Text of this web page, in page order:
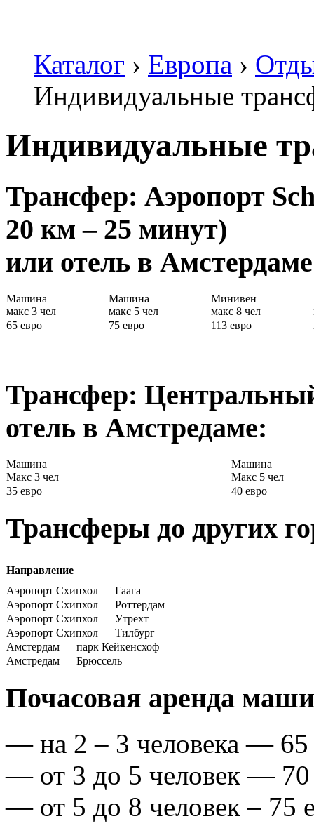
Каталог › Европа ›
Индивидуальные
Индивидуальные
Трансфер: Аэропорт
20 км – 25 минут)
или отель в
Машина
макс 3 чел
Машина
макс 5 чел
Минивен
макс 8 чел
65 евро
75 евро 113 евро
Трансфер:
отель в Амстредаме:
Машина
Макс 3 чел
Машина
Макс 5 чел
35 евро
40 евро
Трансферы до других
Направление
Аэропорт Схипхол — Гаага
Аэропорт Схипхол — Роттердам
Аэропорт Схипхол — Утрехт
Аэропорт Схипхол — Тилбург
Амстердам — парк Кейкенсхоф
Амстредам — Брюссель
Почасовая аренда
— на 2 – 3 человека — 65
— от 3 до 5 человек — 70
— от 5 до 8 человек – 75